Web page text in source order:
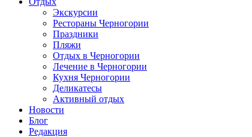
Экскурсии
Рестораны Черногории
Праздники
Пляжи
Отдых в Черногории
Лечение в Черногории
Кухня Черногории
Деликатесы
Активный отдых
Новости
Блог
Редакция